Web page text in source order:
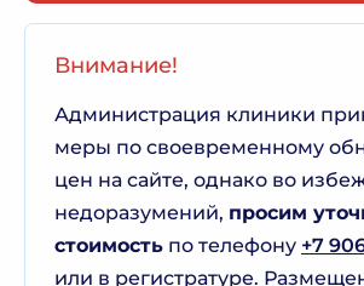
Внимание!
Администрация клиники
меры по своевременному
цен на сайте, однако во
недоразумений, просим
стоимость по телефону +7
или в регистратуре.